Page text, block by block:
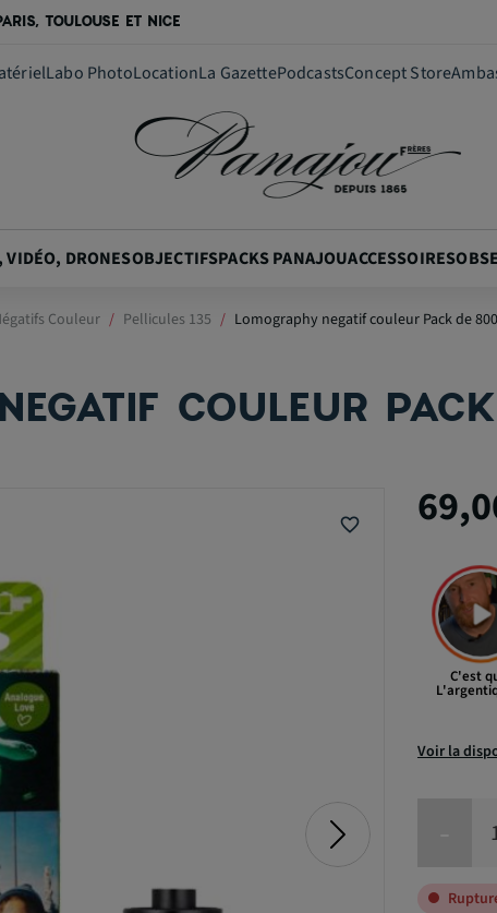
TOULOUSE ET NICE
Labo PhotoLocationLa GazettePodcastsConcept Store
VIDÉO, DRONESOBJECTIFSPACKS PANAJOUACCESSOIRES
Couleur Pellicules 135 Lomography negatif couleur Pack de
COULEUR
favorite_border
C'est
Voir la